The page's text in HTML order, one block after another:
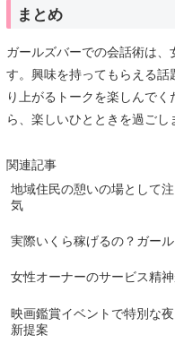
まとめ
ガールズバーでの会話術は
す。興味を持ってもらえる
り上がるトークを楽しんで
ら、楽しいひとときを過ごし
関連記事
地域住民の憩いの場として
気
実際いくら稼げるの？ガー
女性オーナーのサービス精
映画鑑賞イベントで特別な
新提案